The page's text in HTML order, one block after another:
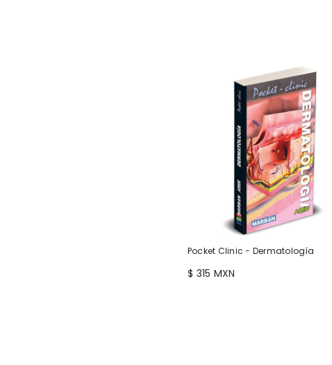
Pocket Clinic - Dermatología
$ 315 MXN